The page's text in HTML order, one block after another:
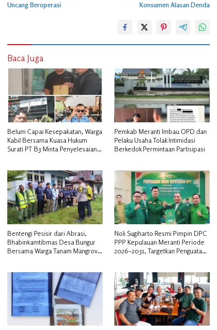
Uncang Beroperasi
Konsumen Alasan Denda
Baca Juga
Belum Capai Kesepakatan, Warga
Kabil Bersama Kuasa Hukum
Surati PT B3 Minta Penyelesaian
Pemkab Meranti Imbau OPD dan
Pelaku Usaha Tolak Intimidasi
Berkedok Permintaan Partisipasi
Bentengi Pesisir dari Abrasi,
Bhabinkamtibmas Desa Bungur
Bersama Warga Tanam Mangrove
Noli Sugiharto Resmi Pimpin DPC
PPP Kepulauan Meranti Periode
2026–2031, Targetkan Penguatan